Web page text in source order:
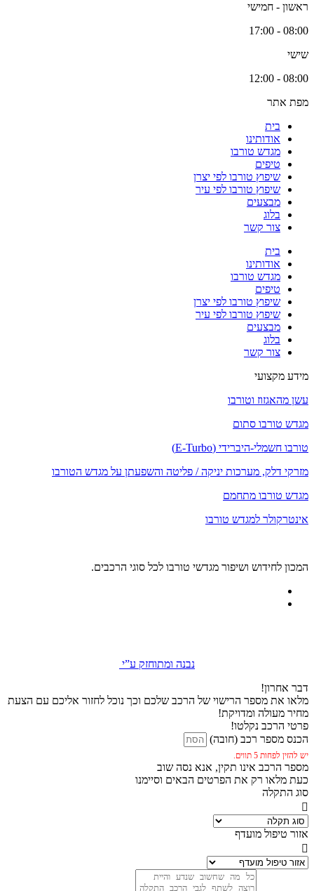
ראשון - חמישי
08:00 - 17:00
שישי
08:00 - 12:00
מפת אתר
בית
אודותינו
מגדש טורבו
טיפים
שיפוץ טורבו לפי יצרן
שיפוץ טורבו לפי עיר
מבצעים
בלוג
צור קשר
בית
אודותינו
מגדש טורבו
טיפים
שיפוץ טורבו לפי יצרן
שיפוץ טורבו לפי עיר
מבצעים
בלוג
צור קשר
מידע מקצועי
עשן מהאגזוז וטורבו
מגדש טורבו סתום
טורבו חשמלי-היברידי (E-Turbo)
מזרקי דלק, מערכות יניקה / פליטה והשפעתן על מגדש הטורבו
מגדש טורבו מתחמם
אינטרקולר למגדש טורבו
המכון לחידוש ושיפור מגדשי טורבו לכל סוגי הרכבים.
נבנה ומתוחזק ע”י
דבר אחרון!
מלאו את מספר הרישוי של הרכב שלכם וכך נוכל לחזור אליכם עם הצעת
מחיר מעולה ומדויקת!
פרטי הרכב נקלטו!
הכנס מספר רכב (חובה)
יש להזין לפחות 5 תווים.
מספר הרכב אינו תקין, אנא נסה שוב
כעת מלאו רק את הפרטים הבאים וסיימנו
סוג התקלה
אזור טיפול מועדף